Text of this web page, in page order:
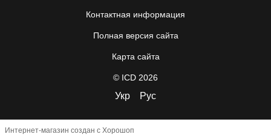
Контактная информация
Полная версия сайта
Карта сайта
© ICD 2026
Укр Рус
Интернет-магазин создан с Хорошоп